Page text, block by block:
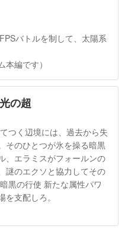
バトルを制して、太陽系
本編です）
の超
つく辺境には、過去から失
そのひとつが氷を操る暗黒
、エラミスがフォールンの
謎のエクソと協力してその
黒の行使 新たな属性パワ
支配しろ。